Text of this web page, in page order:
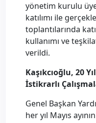
yönetim kurulu
katılımı ile
toplantılarında
kullanımı ve
verildi.
Kaşıkcıoğlu, 20
İstikrarlı
Genel Başkan
her yıl Mayıs